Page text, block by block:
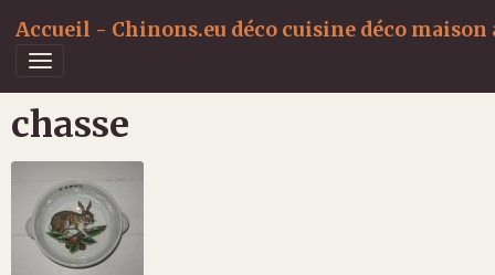
Accueil - Chinons.eu déco cuisine déco
chasse